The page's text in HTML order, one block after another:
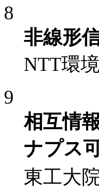
8
非線形
NTT環
9
相互情
ナプス
東工大